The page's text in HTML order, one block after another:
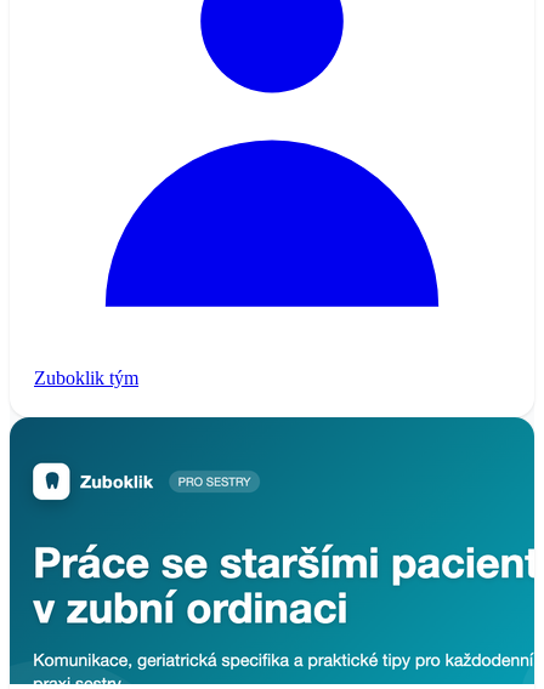
Zuboklik tým